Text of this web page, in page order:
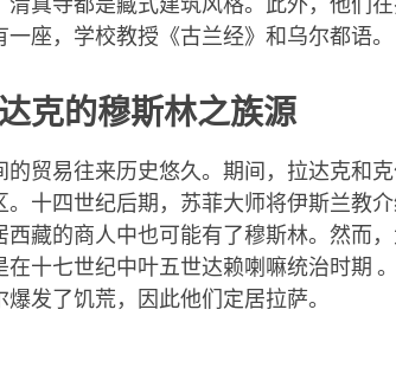
清真寺都是藏式建筑风格。此外，他们
座，学校教授《古兰经》和乌尔都语。
克的穆斯林之族源
贸易往来历史悠久。期间，拉达克和
十四世纪后期，苏菲大师将伊斯兰教
藏的商人中也可能有了穆斯林。然而
十七世纪中叶五世达赖喇嘛统治时期
发了饥荒，因此他们定居拉萨。